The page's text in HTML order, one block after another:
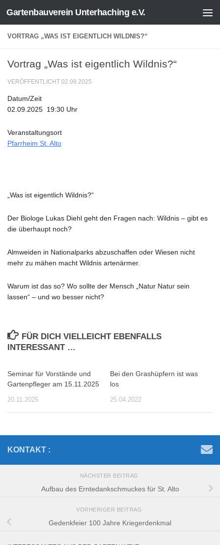
Zum Inhalt springen
Gartenbauverein Unterhaching e.V.
VORTRAG „WAS IST EIGENTLICH WILDNIS?“
Vortrag „Was ist eigentlich Wildnis?“
VERÖFFENTLICHT 02.09.2025
Datum/Zeit
02.09.2025 19:30 Uhr
Veranstaltungsort
Pfarrheim St. Alto
„Was ist eigentlich Wildnis?“
Der Biologe Lukas Diehl geht den Fragen nach: Wildnis – gibt es
die überhaupt noch?
Almweiden in Nationalparks abzuschaffen oder Wiesen nicht
mehr zu mähen macht Wildnis artenärmer.
Warum ist das so? Wo sollte der Mensch „Natur Natur sein
lassen“ – und wo besser nicht?
FÜR DICH VIELLEICHT EBENFALLS
INTERESSANT …
Seminar für Vorstände und
Gartenpfleger am 15.11.2025
20.11.2025
Bei den Grashüpfern ist was
los
25.04.2022
KONTAKT :
NÄCHSTER BEITRAG
Aufbau des Erntedankschmuckes für St. Alto
VORHERIGER BEITRAG
Gedenkfeier 100 Jahre Kriegerdenkmal